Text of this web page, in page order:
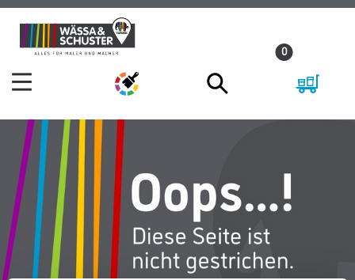
Zum
Inhalt
Zum
Navigationsmenü
0